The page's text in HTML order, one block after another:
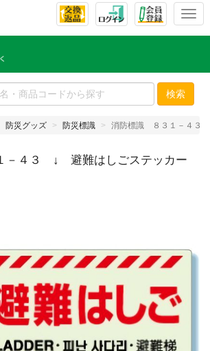
T
l
e
n
v
検索
防災グッズ 防災標識 消防標識 ８３１－４３
－４３ ↓ 避難はしごステッカー